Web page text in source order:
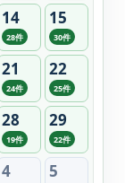
14
28件
15
30件
21
24件
22
25件
28
19件
29
22件
4 5